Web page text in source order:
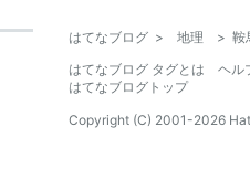
はてなブログ > 地理 > 鞍
はてなブログ タグとは
ヘル
はてなブログトップ
Copyright (C) 2001-2026